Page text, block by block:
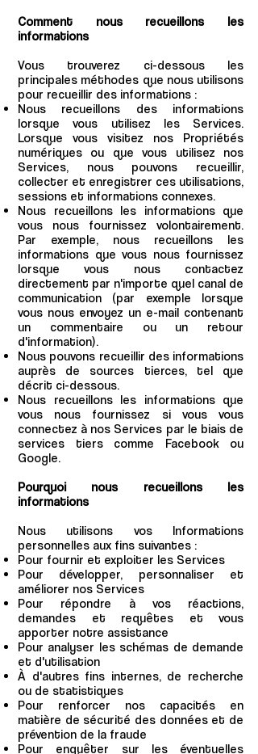
Comment nous recueillons les
informations
Vous trouverez ci-dessous les
principales méthodes que nous utilisons
pour recueillir des informations :
Nous recueillons des informations
lorsque vous utilisez les Services.
Lorsque vous visitez nos Propriétés
numériques ou que vous utilisez nos
Services, nous pouvons recueillir,
collecter et enregistrer ces utilisations,
sessions et informations connexes.
Nous recueillons les informations que
vous nous fournissez volontairement.
Par exemple, nous recueillons les
informations que vous nous fournissez
lorsque vous nous contactez
directement par n'importe quel canal de
communication (par exemple lorsque
vous nous envoyez un e-mail contenant
un commentaire ou un retour
d'information).
Nous pouvons recueillir des informations
auprès de sources tierces, tel que
décrit ci-dessous.
Nous recueillons les informations que
vous nous fournissez si vous vous
connectez à nos Services par le biais de
services tiers comme Facebook ou
Google.
Pourquoi nous recueillons les
informations
Nous utilisons vos Informations
personnelles aux fins suivantes :
Pour fournir et exploiter les Services
Pour développer, personnaliser et
améliorer nos Services
Pour répondre à vos réactions,
demandes et requêtes et vous
apporter notre assistance
Pour analyser les schémas de demande
et d'utilisation
À d'autres fins internes, de recherche
ou de statistiques
Pour renforcer nos capacités en
matière de sécurité des données et de
prévention de la fraude
Pour enquêter sur les éventuelles